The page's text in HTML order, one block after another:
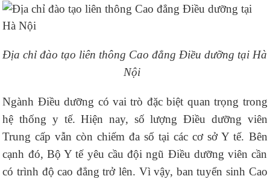
Địa chỉ đào tạo liên thông Cao đẳng Điều dưỡng tại Hà
Nội
Ngành Điều dưỡng có vai trò đặc biệt quan trọng trong
hệ thống y tế. Hiện nay, số lượng Điều dưỡng viên
Trung cấp vẫn còn chiếm đa số tại các cơ sở Y tế. Bên
cạnh đó, Bộ Y tế yêu cầu đội ngũ Điều dưỡng viên cần
có trình độ cao đẳng trở lên. Vì vậy, ban tuyển sinh Cao